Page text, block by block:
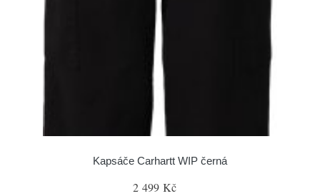
Kapsáče Carhartt WIP černá
2 499 Kč